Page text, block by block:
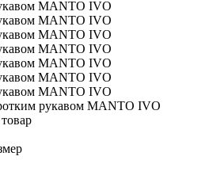
рукавом MANTO IVO